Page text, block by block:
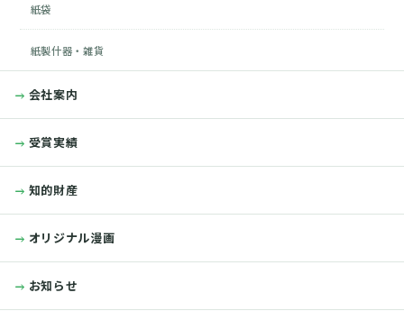
紙袋
紙製什器・雑貨
会社案内
受賞実績
知的財産
オリジナル漫画
お知らせ